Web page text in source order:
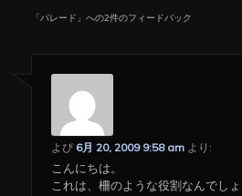
「パレード 」への2件のフィードバック
よぴ 6月 20, 2009 9:58 am より:
こんにちは。
これは、柵のような役割なんでし